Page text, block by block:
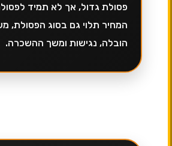
פסולת גדול, אך לא תמיד
המחיר תלוי גם בסוג הפסולת,
הובלה, נגישות ומשך ההשכרה.